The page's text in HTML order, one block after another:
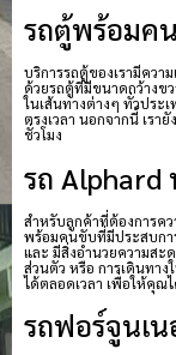
รถตู้พร้อมค
บริการรถตู้ของเรามีควา
ด้วยรถตู้ที่มีขนาดกว้างข
ในเส้นทางต่างๆ ทั่วประ
ตรงเวลา นอกจากนี้ เรา
ชั่วโมง
รถ
สำหรับลูกค้าที่ต้องการคว
พร้อมคนขับที่มีประสบกา
และ มีสิ่งอำนวยความสะ
ส่วนตัว หรือ การเดินทา
ได้ตลอดเวลา เพื่อให้คุณ
รถฟอร์จูนเ